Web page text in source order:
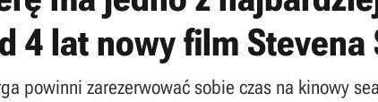
4 lat nowy film Stevena
powinni zarezerwować sobie czas na kinowy